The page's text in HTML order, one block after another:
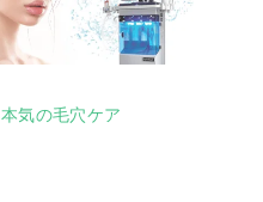
本気の毛穴ケア